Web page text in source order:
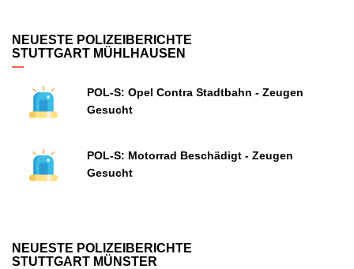
NEUESTE POLIZEIBERICHTE
STUTTGART MÜHLHAUSEN
POL-S: Opel Contra Stadtbahn - Zeugen
Gesucht
POL-S: Motorrad Beschädigt - Zeugen
Gesucht
NEUESTE POLIZEIBERICHTE
STUTTGART MÜNSTER